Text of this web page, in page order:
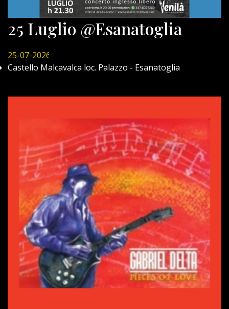
25 Luglio @Esanatoglia
25-07-2026
Castello Malcavalca loc. Palazzo - Esanatoglia